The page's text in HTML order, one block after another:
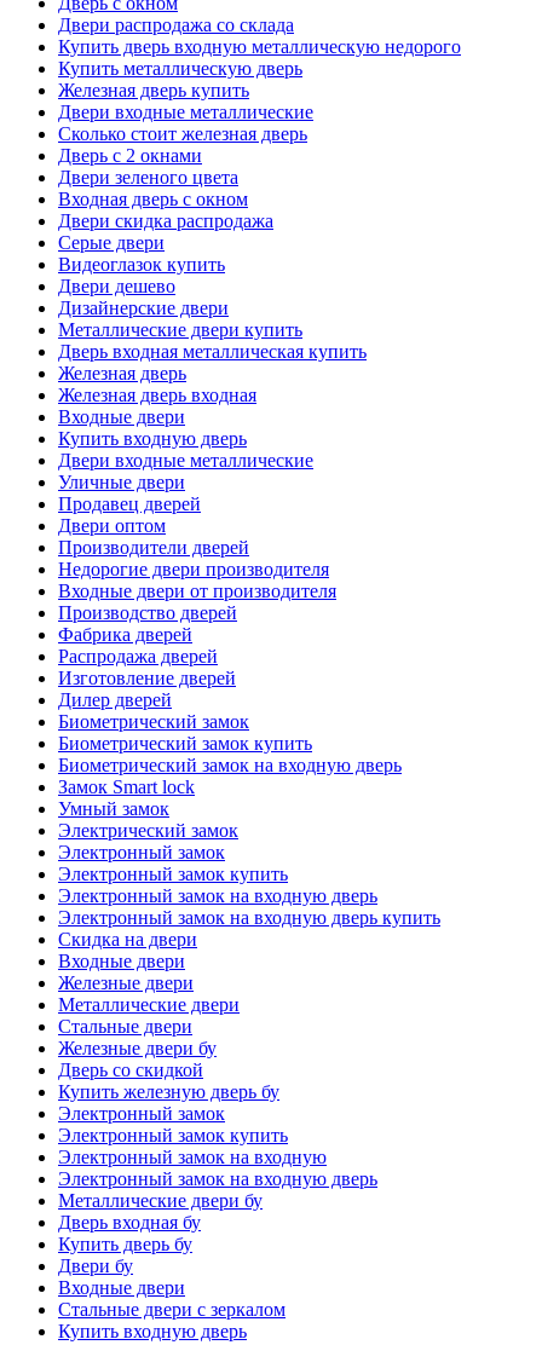
Двери распродажа со склада
Купить дверь входную металлическую недорого
Купить металлическую дверь
Железная дверь купить
Двери входные металлические
Сколько стоит железная дверь
Дверь с 2 окнами
Двери зеленого цвета
Входная дверь с окном
Двери скидка распродажа
Серые двери
Видеоглазок купить
Двери дешево
Дизайнерские двери
Металлические двери купить
Дверь входная металлическая купить
Железная дверь
Железная дверь входная
Входные двери
Купить входную дверь
Двери входные металлические
Уличные двери
Продавец дверей
Двери оптом
Производители дверей
Недорогие двери производителя
Входные двери от производителя
Производство дверей
Фабрика дверей
Распродажа дверей
Изготовление дверей
Дилер дверей
Биометрический замок
Биометрический замок купить
Биометрический замок на входную дверь
Замок Smart lock
Умный замок
Электрический замок
Электронный замок
Электронный замок купить
Электронный замок на входную дверь
Электронный замок на входную дверь купить
Скидка на двери
Входные двери
Железные двери
Металлические двери
Стальные двери
Железные двери бу
Дверь со скидкой
Купить железную дверь бу
Электронный замок
Электронный замок купить
Электронный замок на входную
Электронный замок на входную дверь
Металлические двери бу
Дверь входная бу
Купить дверь бу
Двери бу
Входные двери
Стальные двери с зеркалом
Купить входную дверь